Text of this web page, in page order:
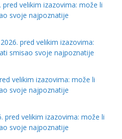
pred velikim izazovima: može li
svoje najpoznatije
pred velikim izazovima:
smisao svoje najpoznatije
velikim izazovima: može li
svoje najpoznatije
pred velikim izazovima: može li
svoje najpoznatije